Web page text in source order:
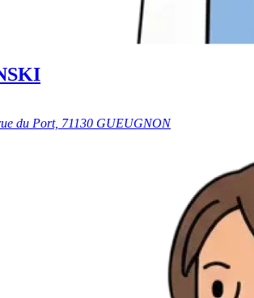
du Port, 71130 GUEUGNON